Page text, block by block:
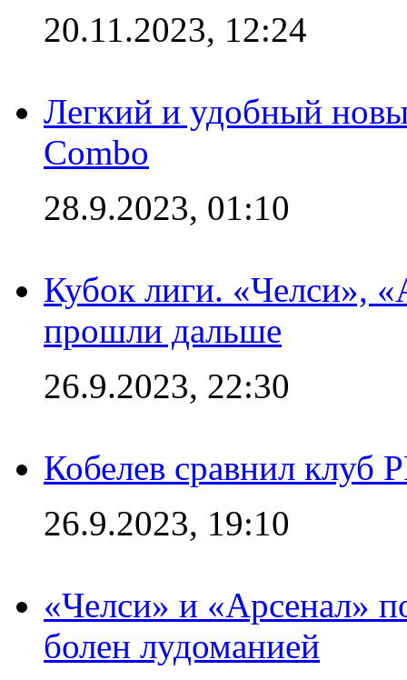
20.11.2023, 12:24
Легкий и удобный
Combo
28.9.2023, 01:10
Кубок лиги. «Челси»,
прошли дальше
26.9.2023, 22:30
Кобелев сравнил клуб
26.9.2023, 19:10
«Челси» и «Арсенал»
болен лудоманией